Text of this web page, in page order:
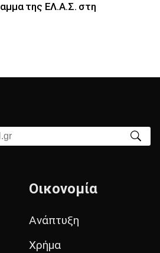
της ΕΛ.Α.Σ. στη
Οικονομία
Ανάπτυξη
Χρήμα